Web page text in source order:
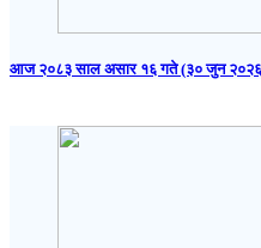
आज २०८३ साल असार १६ गते (३० जुन